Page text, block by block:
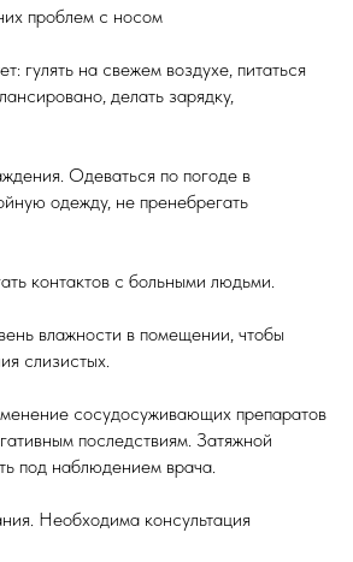
проблем с носом
гулять на свежем воздухе, питаться
делать зарядку,
Одеваться по погоде в
одежду, не пренебрегать
контактов с больными людьми.
влажности в помещении, чтобы
слизистых.
сосудосуживающих препаратов
последствиям. Затяжной
под наблюдением врача.
Необходима консультация